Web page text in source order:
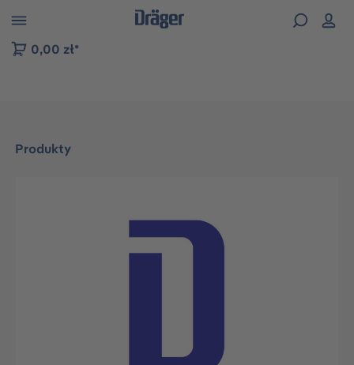
do nawigacji na platformie B2B
0,00 zł*
Produkty
Pomiń galerię zdjęć